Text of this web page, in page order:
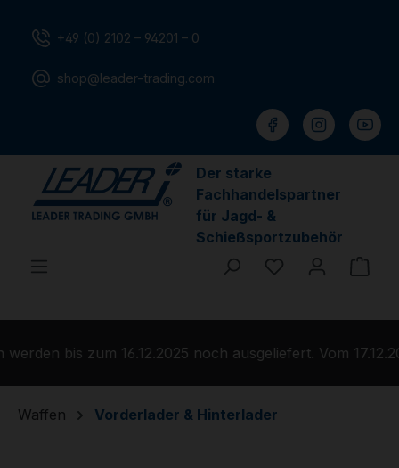
+49 (0) 2102 – 94201 – 0
shop@leader-trading.com
Der starke
Fachhandelspartner
für Jagd- &
Schießsportzubehör
Du hast 0
bis zum 16.12.2025 noch ausgeliefert. Vom
Waffen Vorderlader & Hinterlader